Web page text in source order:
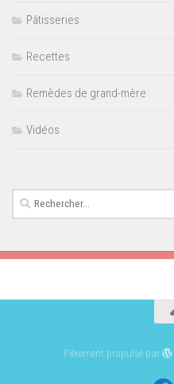
Pâtisseries
Recettes
Remèdes de grand-mère
Vidéos
Rechercher :
Fièrement propulsé par